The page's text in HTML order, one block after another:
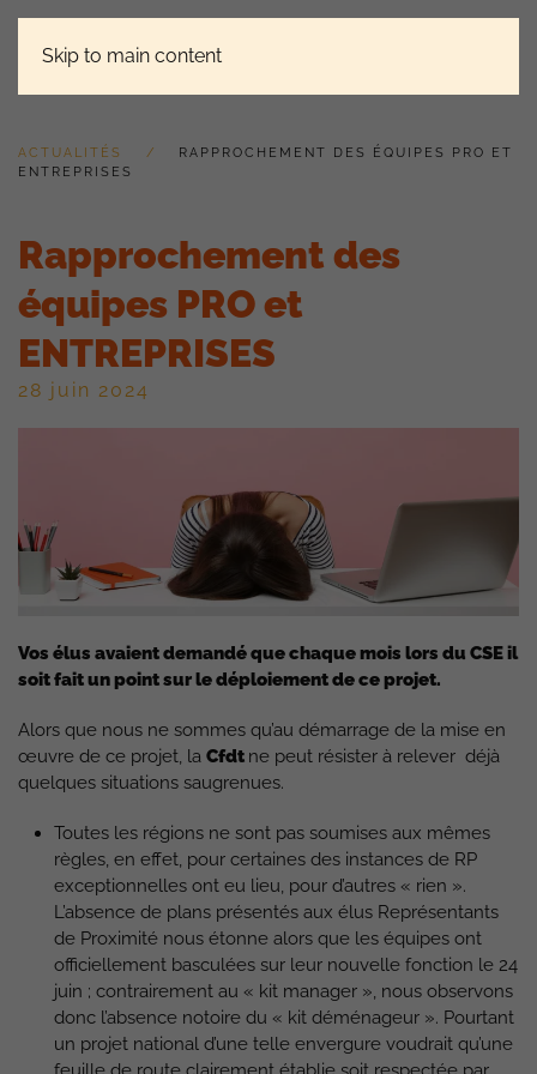
Skip to main content
ACTUALITÉS
RAPPROCHEMENT DES ÉQUIPES PRO ET
ENTREPRISES
Rapprochement des
équipes PRO et
ENTREPRISES
28 juin 2024
Vos élus avaient demandé que chaque mois lors du CSE il
soit fait un point sur le déploiement de ce projet.
Alors que nous ne sommes qu’au démarrage de la mise en
œuvre de ce projet, la Cfdt ne peut résister à relever déjà
quelques situations saugrenues.
Toutes les régions ne sont pas soumises aux mêmes
règles, en effet, pour certaines des instances de RP
exceptionnelles ont eu lieu, pour d’autres « rien ».
L’absence de plans présentés aux élus Représentants
de Proximité nous étonne alors que les équipes ont
officiellement basculées sur leur nouvelle fonction le 24
juin ; contrairement au « kit manager », nous observons
donc l’absence notoire du « kit déménageur ». Pourtant
un projet national d’une telle envergure voudrait qu’une